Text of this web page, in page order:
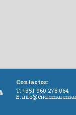
Contactos:
T: +351 960 278 064
E: